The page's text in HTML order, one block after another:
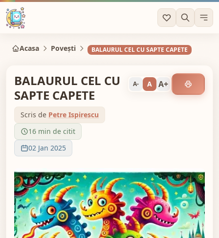
Acasa Povești BALAURUL CEL CU SAPTE CAPETE
BALAURUL CEL CU
SAPTE CAPETE
Scris de Petre Ispirescu
16 min de citit
02 Jan 2025
A- A A+